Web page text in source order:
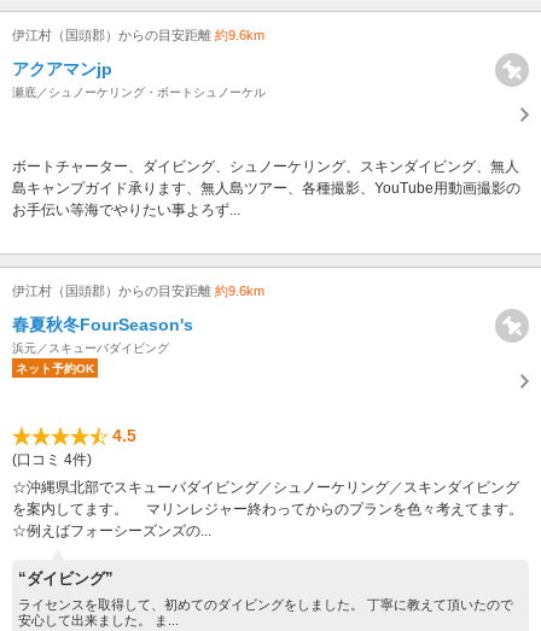
伊江村（国頭郡）からの目安距離 約9.6km
アクアマンjp
瀬底／シュノーケリング・ボートシュノーケル
ボートチャーター、ダイビング、シュノーケリング、スキンダイビング、無人
島キャンプガイド承ります、無人島ツアー、各種撮影、YouTube用動画撮影の
お手伝い等海でやりたい事よろず...
伊江村（国頭郡）からの目安距離 約9.6km
春夏秋冬FourSeason's
浜元／スキューバダイビング
ネット予約OK
4.5
(口コミ 4件)
☆沖縄県北部でスキューバダイビング／シュノーケリング／スキンダイビング
を案内してます。 マリンレジャー終わってからのプランを色々考えてます。
☆例えばフォーシーズンズの...
“ダイビング”
ライセンスを取得して、初めてのダイビングをしました。 丁寧に教えて頂いたので
安心して出来ました。 ま...